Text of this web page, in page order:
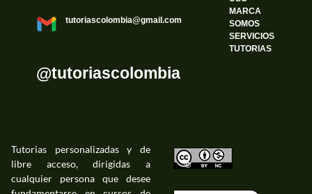
tutoriascolombia@gmail.com
@tutoriascolombia
MARCA
SOMOS
SERVICIOS
TUTORIAS
Tutorias personalizadas y de
libre acceso, dirigidas a
cualquier persona que desee
©